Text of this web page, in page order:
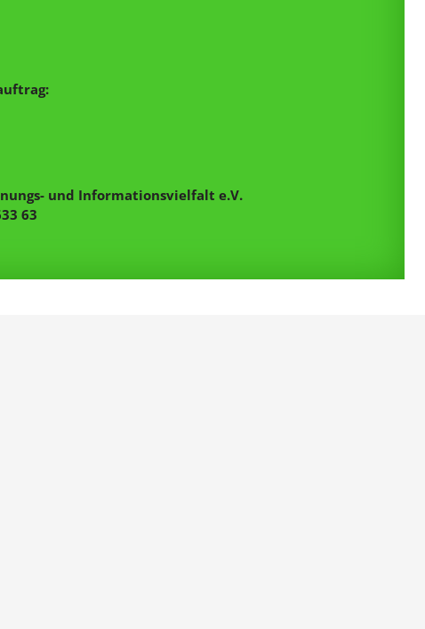
und Informationsvielfalt e.V.
63